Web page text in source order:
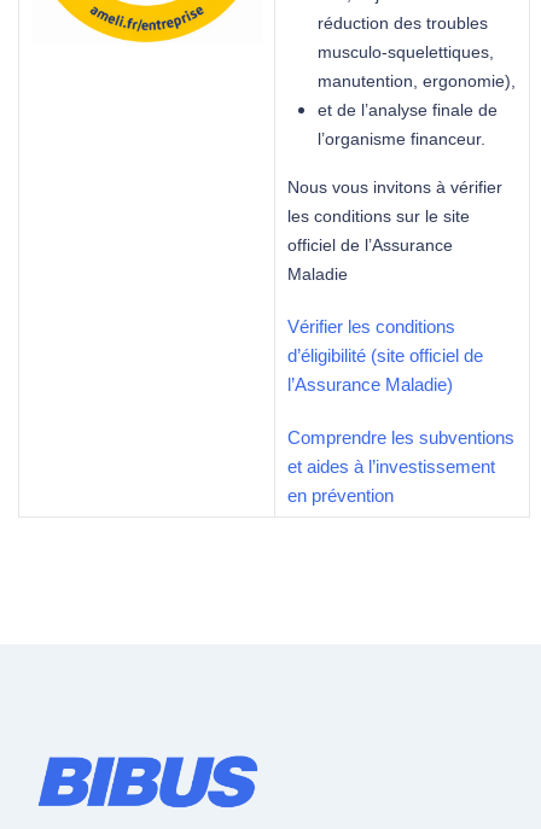
réduction des troubles
musculo-squelettiques,
manutention, ergonomie),
et de l’analyse finale de
l’organisme financeur.
Nous vous invitons à vérifier
les conditions sur le site
officiel de l’Assurance
Maladie
Vérifier les conditions
d’éligibilité (site officiel de
l’Assurance Maladie)
Comprendre les subventions
et aides à l’investissement
en prévention